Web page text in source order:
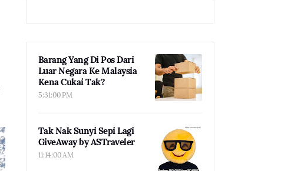
Barang Yang Di Pos Dari
Luar Negara Ke Malaysia
Kena Cukai Tak?
5:31:00 PM
Tak Nak Sunyi Sepi Lagi
GiveAway by ASTraveler
11:14:00 AM